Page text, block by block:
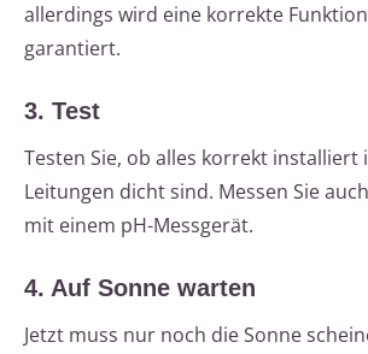
allerdings wird eine korrekte
garantiert.
3. Test
Testen Sie, ob alles korrekt installiert
Leitungen dicht sind. Messen Sie
mit einem pH-Messgerät.
4. Auf Sonne warten
Jetzt muss nur noch die Sonne